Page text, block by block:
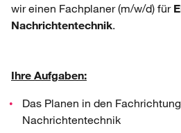
wir einen Fachplaner (m/w/d) für
Nachrichtentechnik.
Ihre Aufgaben:
Das Planen in den
Nachrichtentechnik